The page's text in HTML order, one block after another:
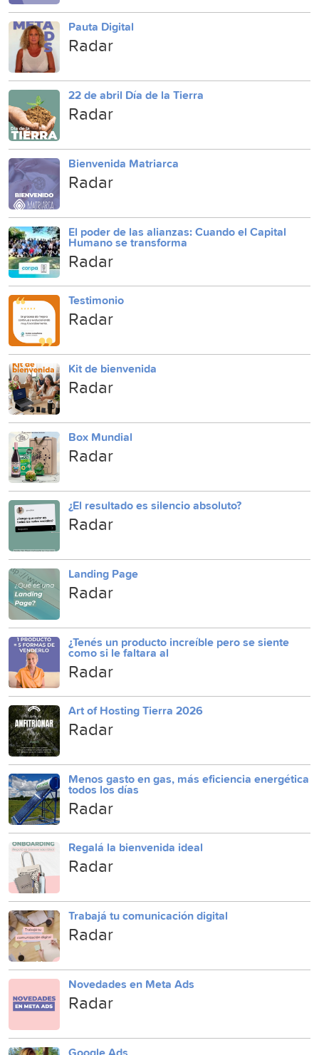
Pauta Digital
Radar
22 de abril Día de la Tierra
Radar
Bienvenida Matriarca
Radar
El poder de las alianzas: Cuando el Capital
Humano se transforma
Radar
Testimonio
Radar
Kit de bienvenida
Radar
Box Mundial
Radar
¿El resultado es silencio absoluto?
Radar
Landing Page
Radar
¿Tenés un producto increíble pero se siente
como si le faltara al
Radar
Art of Hosting Tierra 2026
Radar
Menos gasto en gas, más eficiencia energética
todos los días
Radar
Regalá la bienvenida ideal
Radar
Trabajá tu comunicación digital
Radar
Novedades en Meta Ads
Radar